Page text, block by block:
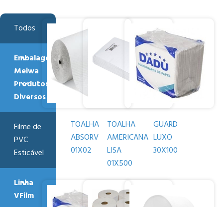
Todos
Embalagens
Meiwa
Produtos
Diversos
Filme de
PVC
Esticável
Linha
VFilm
TOALHA
ABSORV
01X02
TOALHA
AMERICANA
LISA
01X500
GUARD
LUXO
30X100